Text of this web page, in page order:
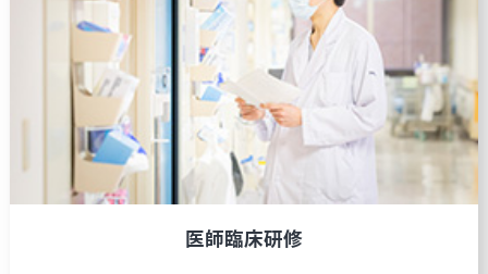
歯科医師臨床研修
第1回 歯科医師臨床研修説明会 参加受付を開始
しました！
→終了しました
2026.01.27
医師臨床研修
参加受付を開始しました！
→終了しました
医師臨床研修